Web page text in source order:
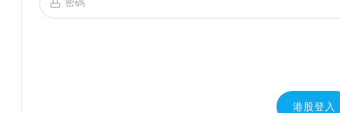
港股登入